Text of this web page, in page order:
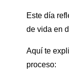
Este día
de vida en
Aquí te
proceso: